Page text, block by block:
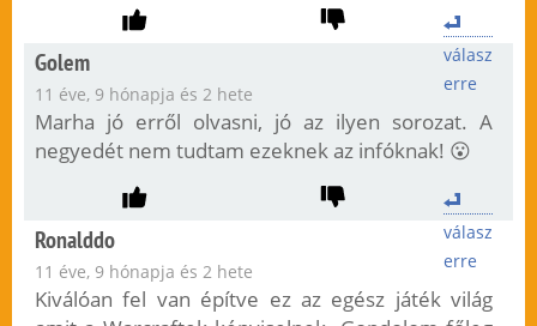
válasz
erre
Golem
11 éve, 9 hónapja és 2 hete
Marha jó erről olvasni, jó az ilyen sorozat. A
negyedét nem tudtam ezeknek az infóknak! 😮
válasz
erre
Ronalddo
11 éve, 9 hónapja és 2 hete
Kiválóan fel van építve ez az egész játék világ